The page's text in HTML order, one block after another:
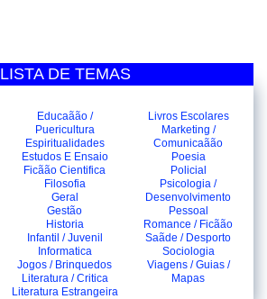
LISTA DE TEMAS
Educaãão /
Puericultura
Espiritualidades
Estudos E Ensaio
Ficãão Cientifica
Filosofia
Geral
Gestão
Historia
Infantil / Juvenil
Informatica
Jogos / Brinquedos
Literatura / Critica
Literatura Estrangeira
Livros Escolares
Marketing /
Comunicaãão
Poesia
Policial
Psicologia /
Desenvolvimento
Pessoal
Romance / Ficãão
Saãde / Desporto
Sociologia
Viagens / Guias /
Mapas